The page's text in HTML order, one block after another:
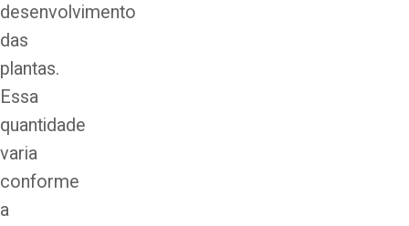
desenvolvimento
das
plantas.
Essa
quantidade
varia
conforme
a